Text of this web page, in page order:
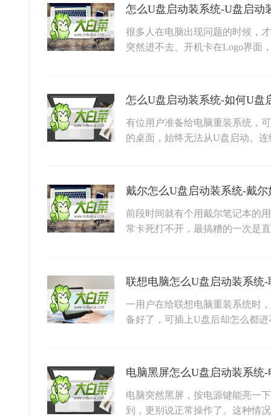
怎么U盘启动装系统-U盘启动
很多人在电脑出现问题的时候，
突然进不去、开机卡在Logo界面
怎么U盘启动装系统-如何U盘
有位用户准备给电脑重装系统，
的桌面，始终无法从U盘启动。
戴尔怎么U盘启动装系统-戴
前段时间就有个用戴尔笔记本的
常卡死打不开，最搞糟的一次是
联想电脑怎么U盘启动装系统
一用户在给联想电脑重装系统时
备好了，可插上U盘后却怎么都
电脑突然黑屏，按电源键能亮一
到，更别说正常操作了。这种情